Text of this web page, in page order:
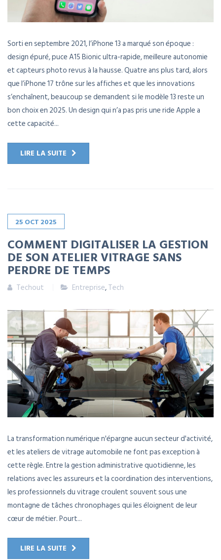
Sorti en septembre 2021, l’iPhone 13 a marqué son époque :
design épuré, puce A15 Bionic ultra-rapide, meilleure autonomie
et capteurs photo revus à la hausse. Quatre ans plus tard, alors
que l’iPhone 17 trône sur les affiches et que les innovations
s’enchaînent, beaucoup se demandent si le modèle 13 reste un
bon choix en 2025. Un design qui n’a pas pris une ride Apple a
cette capacité...
LIRE LA SUITE
25 OCT 2025
COMMENT DIGITALISER LA GESTION
DE SON ATELIER VITRAGE SANS
PERDRE DE TEMPS
Techout Entreprise,Tech
La transformation numérique n'épargne aucun secteur d'activité,
et les ateliers de vitrage automobile ne font pas exception à
cette règle. Entre la gestion administrative quotidienne, les
relations avec les assureurs et la coordination des interventions,
les professionnels du vitrage croulent souvent sous une
montagne de tâches chronophages qui les éloignent de leur
cœur de métier. Pourt...
LIRE LA SUITE